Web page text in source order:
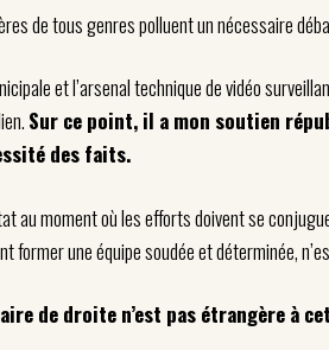
de tous genres polluent un nécessaire
et l’arsenal technique de vidéo
Sur ce point, il a mon soutien
des faits.
au moment où les efforts doivent se
une équipe soudée et déterminée,
de droite n’est pas étrangère à